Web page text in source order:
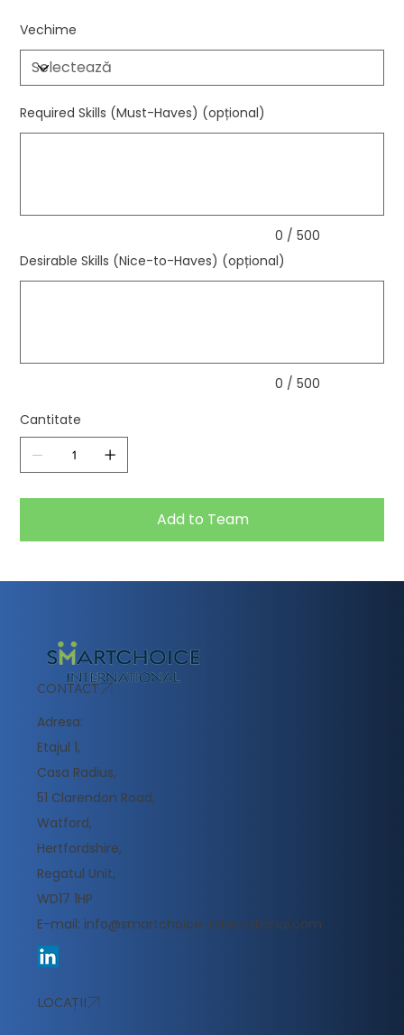
Vechime
Required Skills (Must-Haves) (opțional)
0 / 500
Desirable Skills (Nice-to-Haves) (opțional)
0 / 500
Cantitate
Add to Team
CONTACT
Adresa:
Etajul 1,
Casa Radius,
51 Clarendon Road,
Watford,
Hertfordshire,
Regatul Unit,
WD17 1HP
E-mail: info@smartchoice-international.com
LOCAȚII